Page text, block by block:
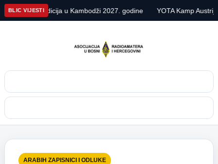
BLIC VIJESTI
DX ekspedicija u Kambodži 2027. godine YOTA Kamp Austrija
ARABIH ZAPISNICI I ODLUKE